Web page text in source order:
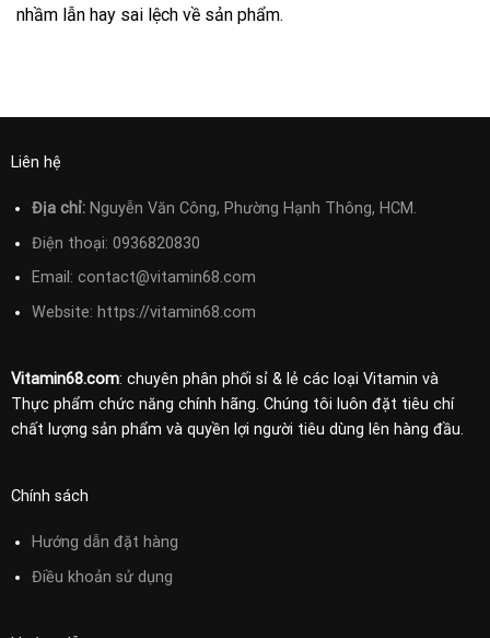
nhầm lẫn hay sai lệch về sản phẩm.
Liên hệ
Địa chỉ:Nguyễn Văn Công, Phường Hạnh Thông, HCM.
Điện thoại: 0936820830
Email: contact@vitamin68.com
Website: https://vitamin68.com
Vitamin68.com: chuyên phân phối sỉ & lẻ các loại Vitamin và
Thực phẩm chức năng chính hãng. Chúng tôi luôn đặt tiêu chí
chất lượng sản phẩm và quyền lợi người tiêu dùng lên hàng đầu.
Chính sách
Hướng dẫn đặt hàng
Điều khoản sử dụng